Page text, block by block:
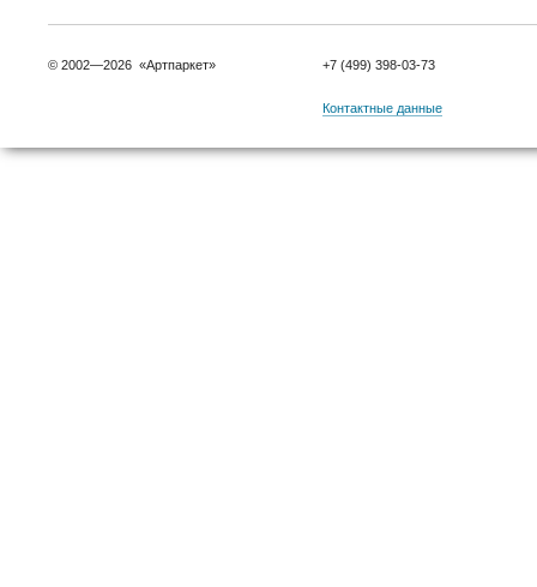
© 2002—2026 «Артпаркет» +7 (499) 398-03-73
Контактные данные